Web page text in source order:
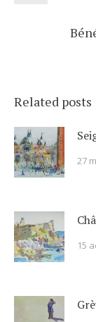
Related posts
27
15